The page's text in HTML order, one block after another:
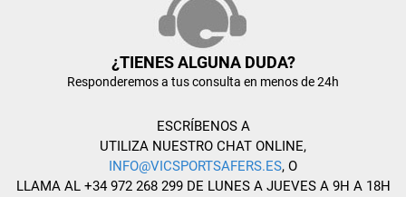
¿TIENES ALGUNA DUDA?
Responderemos a tus consulta en menos de 24h
ESCRÍBENOS A
UTILIZA NUESTRO CHAT ONLINE,
INFO@VICSPORTSAFERS.ES, O
LLAMA AL +34 972 268 299 DE LUNES A JUEVES A 9H A 18H